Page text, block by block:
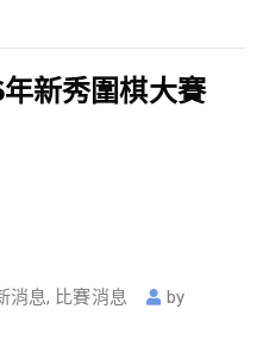
新秀圍棋大賽
消息, 比賽消息
by